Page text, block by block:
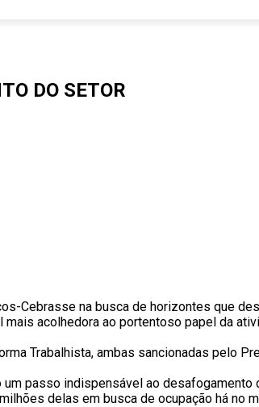
DO SETOR
Cebrasse na busca de horizontes que
acolhedora ao portentoso papel da
Trabalhista, ambas sancionadas pelo
passo indispensável ao
delas em busca de ocupação há no